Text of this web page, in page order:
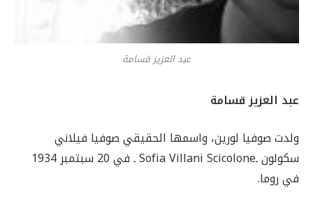
عبد العزيز قسامة
عبد العزيز قسامة
ولدت صوفيا لورين، واسمها الحقيقي صوفيا فيلاني
سكولون ـSofia Villani Scicolone ـ في 20 سبتمبر 1934
في روما.